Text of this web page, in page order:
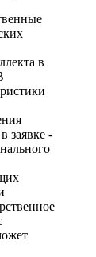
в
заявке -